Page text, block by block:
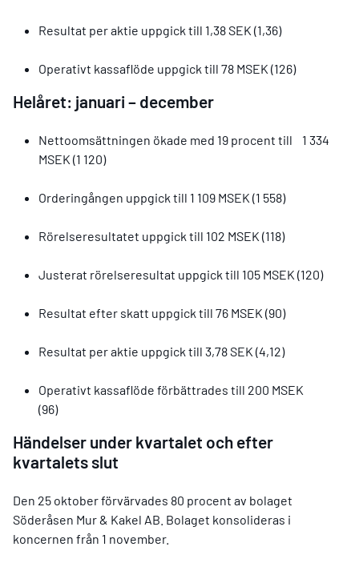
Resultat per aktie uppgick till 1,38 SEK (1,36)
Operativt kassaflöde uppgick till 78 MSEK (126)
Helåret: januari – december
Nettoomsättningen ökade med 19 procent till 1 334
MSEK (1 120)
Orderingången uppgick till 1 109 MSEK (1 558)
Rörelseresultatet uppgick till 102 MSEK (118)
Justerat rörelseresultat uppgick till 105 MSEK (120)
Resultat efter skatt uppgick till 76 MSEK (90)
Resultat per aktie uppgick till 3,78 SEK (4,12)
Operativt kassaflöde förbättrades till 200 MSEK
(96)
Händelser under kvartalet och efter
kvartalets slut
Den 25 oktober förvärvades 80 procent av bolaget
Söderåsen Mur & Kakel AB. Bolaget konsolideras i
koncernen från 1 november.